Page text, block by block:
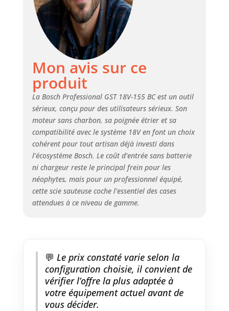
Mon avis sur ce
produit
La Bosch Professional GST 18V-155 BC est un outil
sérieux, conçu pour des utilisateurs sérieux. Son
moteur sans charbon, sa poignée étrier et sa
compatibilité avec le système 18V en font un choix
cohérent pour tout artisan déjà investi dans
l’écosystème Bosch. Le coût d’entrée sans batterie
ni chargeur reste le principal frein pour les
néophytes, mais pour un professionnel équipé,
cette scie sauteuse coche l’essentiel des cases
attendues à ce niveau de gamme.
💬 Le prix constaté varie selon la
configuration choisie, il convient de
vérifier l’offre la plus adaptée à
votre équipement actuel avant de
vous décider.